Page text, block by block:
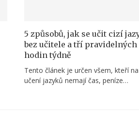
5 způsobů, jak se učit cizí
bez učitele a tří pravidelných
hodin týdně
Tento článek je určen všem, kteří na
učení jazyků nemají čas, peníze…